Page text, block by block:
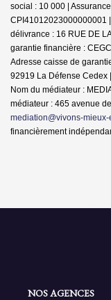
social : 10 000 |
CPI41012023000000001
délivrance : 16 RUE DE
garantie financière :
Adresse caisse de
92919 La Défense Cedex
Nom du médiateur :
médiateur : 465 avenue
mediation@vivons-
financièrement
NOS AGENCES